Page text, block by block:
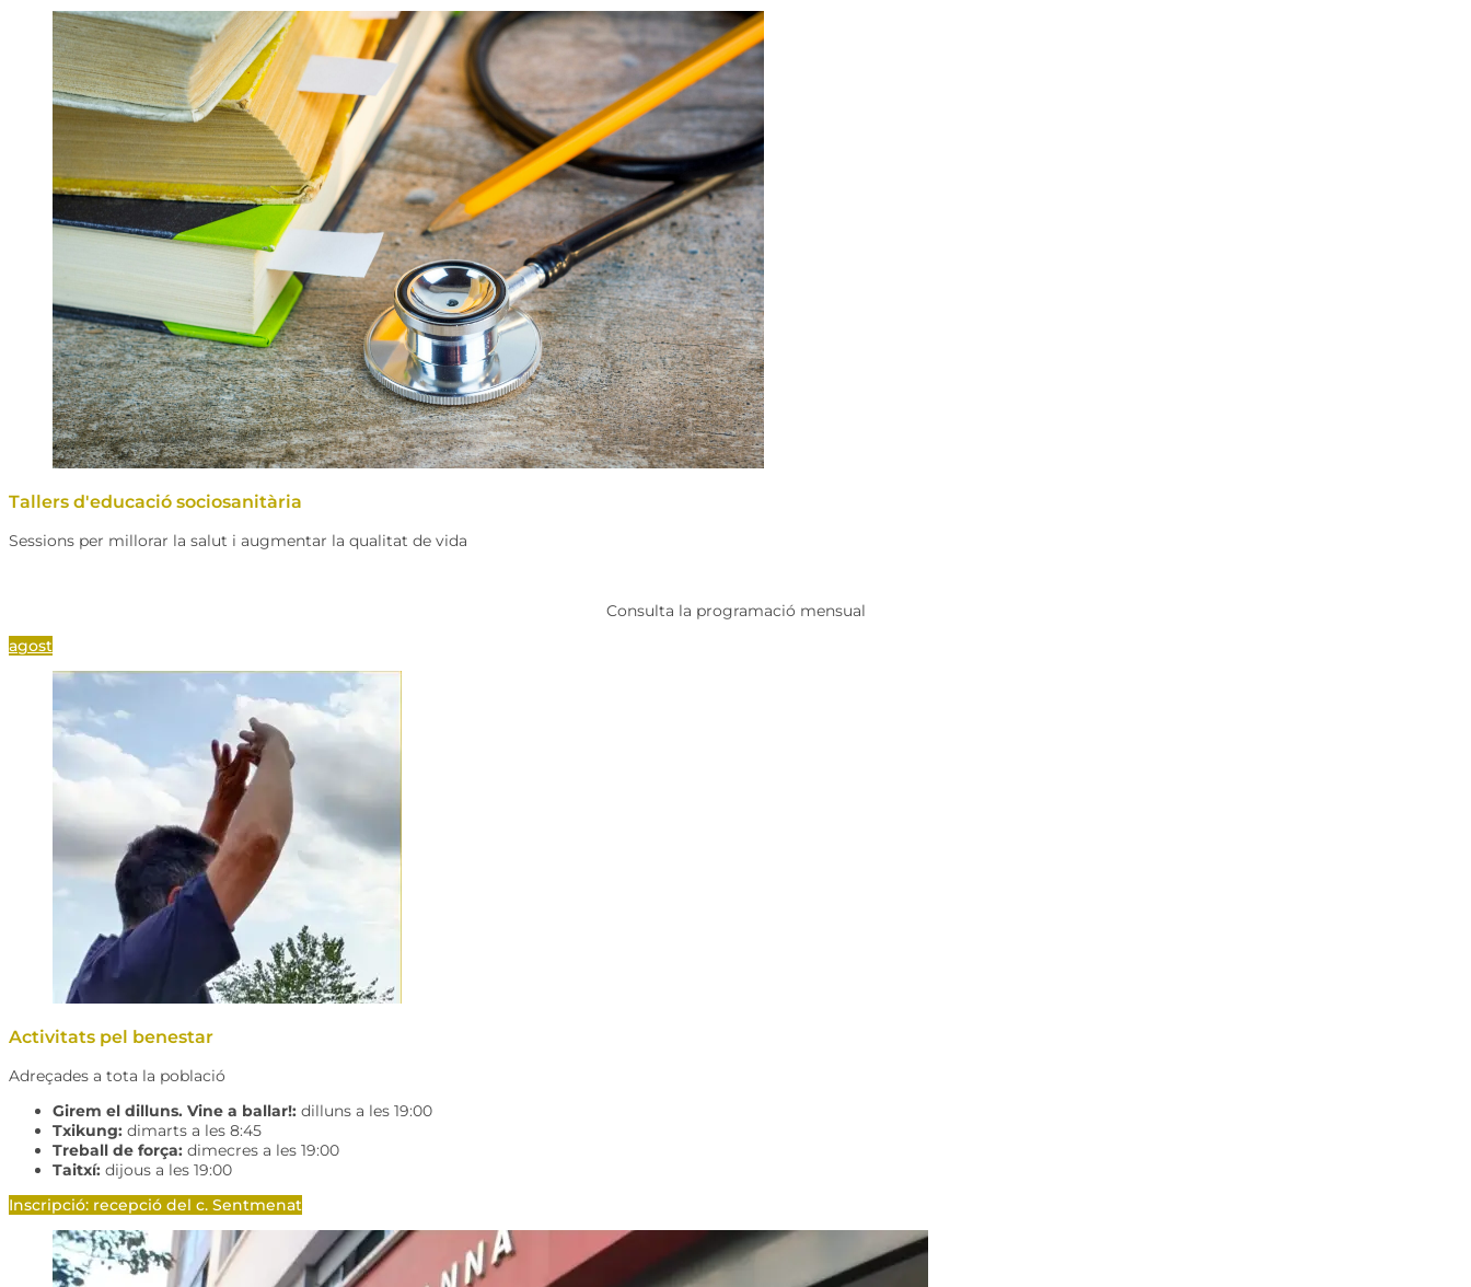
Tallers d'educació sociosanitària
Sessions per millorar la salut i augmentar la qualitat de vida
Consulta la programació mensual
agost
Activitats pel benestar
Adreçades a tota la població
Girem el dilluns. Vine a ballar!: dilluns a les 19:00
Txikung: dimarts a les 8:45
Treball de força: dimecres a les 19:00
Taitxí: dijous a les 19:00
Inscripció: recepció del c. Sentmenat